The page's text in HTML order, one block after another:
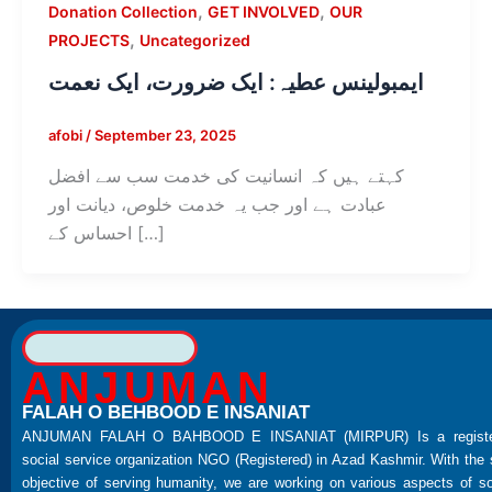
Donation Collection, GET INVOLVED, OUR
PROJECTS, Uncategorized
ایمبولینس عطیہ: ایک ضرورت، ایک نعمت
afobi /September 23, 2025
کہتے ہیں کہ انسانیت کی خدمت سب سے افضل
عبادت ہے اور جب یہ خدمت خلوص، دیانت اور
احساس کے […]
ANJUMAN
FALAH O BEHBOOD E INSANIAT
ANJUMAN FALAH O BAHBOOD E INSANIAT (MIRPUR) Is a
social service organization NGO (Registered) in Azad Kashmir. With the
objective of serving humanity, we are working on various aspects of